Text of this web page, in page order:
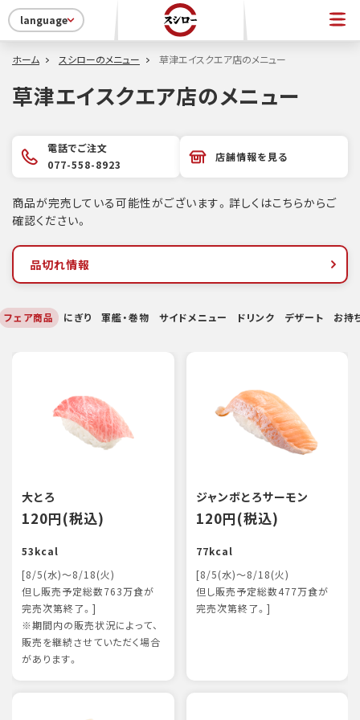
language
ホーム スシローのメニュー 草津エイスクエア店のメニュー
草津エイスクエア店のメニュー
電話でご注文
077-558-8923
店舗情報を見る
商品が完売している可能性がございます。詳しくはこちらからご
確認ください。
品切れ情報
フェア商品 にぎり 軍艦・巻物 サイドメニュー ドリンク デザート お持
大とろ
120円(税込)
53kcal
[8/5(水)～8/18(火)
但し販売予定総数763万食が
完売次第終了。]
※期間内の販売状況によって、
販売を継続させていただく場合
があります。
ジャンボとろサーモン
120円(税込)
77kcal
[8/5(水)～8/18(火)
但し販売予定総数477万食が
完売次第終了。]